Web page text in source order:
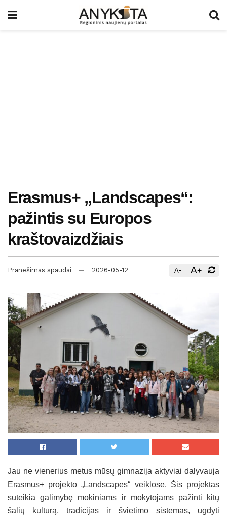
Erasmus+ „Landscapes“:
pažintis su Europos
kraštovaizdžiais
Pranešimas spaudai 2026-05-12 A- A+
Jau ne vienerius metus mūsų gimnazija aktyviai dalyvauja
Erasmus+ projekto „Landscapes“ veiklose. Šis projektas
suteikia galimybę mokiniams ir mokytojams pažinti kitų
šalių kultūrą, tradicijas ir švietimo sistemas, ugdyti